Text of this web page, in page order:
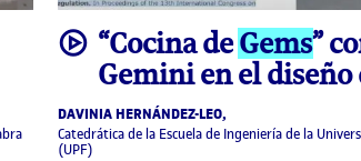
video“Cocina deGems”
Gemini en el diseño
DAVINIA HERNÁNDEZ-LEO,
Catedrática de la Escuela de Ingeniería de la
(UPF)